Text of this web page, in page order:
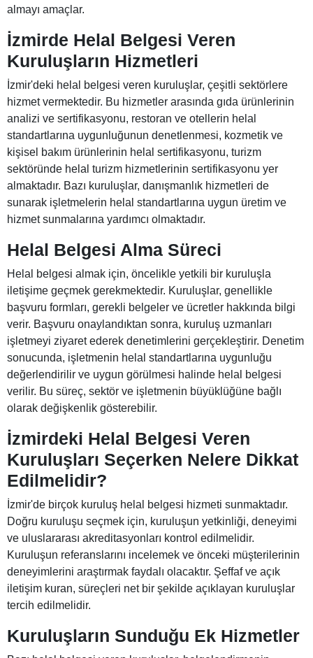
almayı amaçlar.
İzmirde Helal Belgesi Veren
Kuruluşların Hizmetleri
İzmir'deki helal belgesi veren kuruluşlar, çeşitli sektörlere
hizmet vermektedir. Bu hizmetler arasında gıda ürünlerinin
analizi ve sertifikasyonu, restoran ve otellerin helal
standartlarına uygunluğunun denetlenmesi, kozmetik ve
kişisel bakım ürünlerinin helal sertifikasyonu, turizm
sektöründe helal turizm hizmetlerinin sertifikasyonu yer
almaktadır. Bazı kuruluşlar, danışmanlık hizmetleri de
sunarak işletmelerin helal standartlarına uygun üretim ve
hizmet sunmalarına yardımcı olmaktadır.
Helal Belgesi Alma Süreci
Helal belgesi almak için, öncelikle yetkili bir kuruluşla
iletişime geçmek gerekmektedir. Kuruluşlar, genellikle
başvuru formları, gerekli belgeler ve ücretler hakkında bilgi
verir. Başvuru onaylandıktan sonra, kuruluş uzmanları
işletmeyi ziyaret ederek denetimlerini gerçekleştirir. Denetim
sonucunda, işletmenin helal standartlarına uygunluğu
değerlendirilir ve uygun görülmesi halinde helal belgesi
verilir. Bu süreç, sektör ve işletmenin büyüklüğüne bağlı
olarak değişkenlik gösterebilir.
İzmirdeki Helal Belgesi Veren
Kuruluşları Seçerken Nelere Dikkat
Edilmelidir?
İzmir'de birçok kuruluş helal belgesi hizmeti sunmaktadır.
Doğru kuruluşu seçmek için, kuruluşun yetkinliği, deneyimi
ve uluslararası akreditasyonları kontrol edilmelidir.
Kuruluşun referanslarını incelemek ve önceki müşterilerinin
deneyimlerini araştırmak faydalı olacaktır. Şeffaf ve açık
iletişim kuran, süreçleri net bir şekilde açıklayan kuruluşlar
tercih edilmelidir.
Kuruluşların Sunduğu Ek Hizmetler